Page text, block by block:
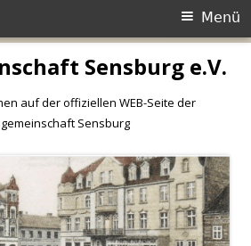
Sensburg e.V.
auf der offiziellen WEB-Seite der
Sensburg
Menü